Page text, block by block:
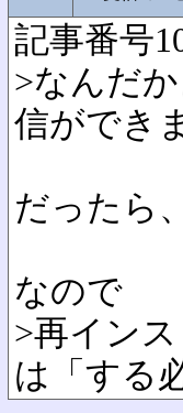
記事番号
>なんだ
信ができ
だったら
なので
>再イン
は「する